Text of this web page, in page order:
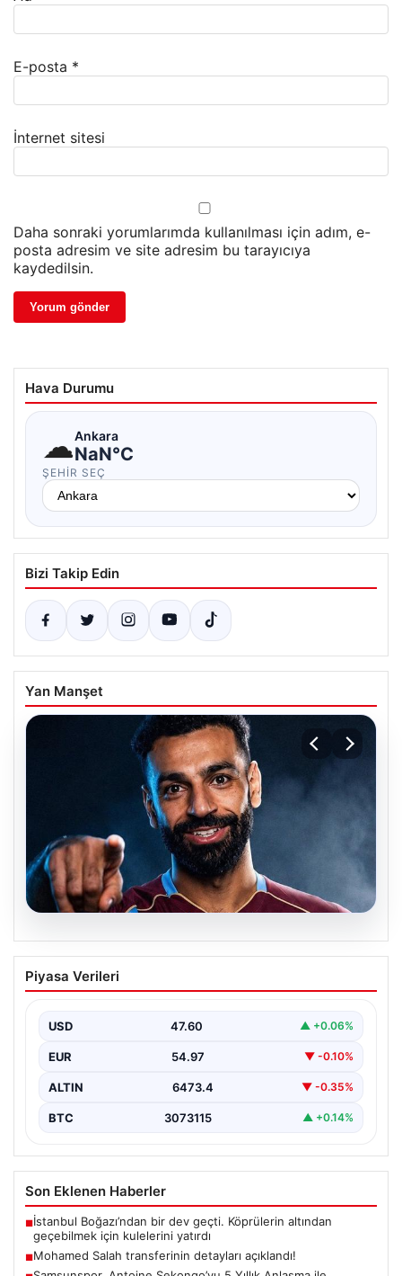
E-posta *
İnternet sitesi
Daha sonraki yorumlarımda kullanılması için adım, e-
posta adresim ve site adresim bu tarayıcıya
kaydedilsin.
Hava Durumu
☁Ankara
NaN°C
ŞEHIR SEÇ
Bizi Takip Edin
Yan Manşet
Mohamed Salah transferinin detayları
açıklandı!
Piyasa Verileri
USD 47.60 ▲ +0.06%
EUR 54.97 ▼ -0.10%
ALTIN 6473.4 ▼ -0.35%
BTC 3073115 ▲ +0.14%
Son Eklenen Haberler
■İstanbul Boğazı’ndan bir dev geçti. Köprülerin altından
geçebilmek için kulelerini yatırdı
■Mohamed Salah transferinin detayları açıklandı!